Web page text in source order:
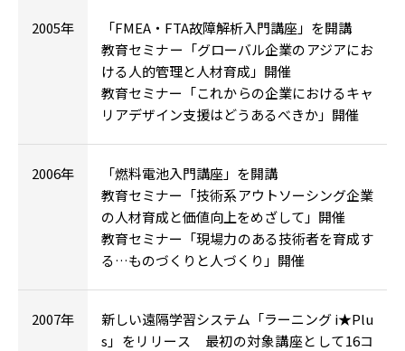
2005年
「FMEA・FTA故障解析入門講座」を開講
教育セミナー「グローバル企業のアジアにお
ける人的管理と人材育成」開催
教育セミナー「これからの企業におけるキャ
リアデザイン支援はどうあるべきか」開催
2006年
「燃料電池入門講座」を開講
教育セミナー「技術系アウトソーシング企業
の人材育成と価値向上をめざして」開催
教育セミナー「現場力のある技術者を育成す
る…ものづくりと人づくり」開催
2007年
新しい遠隔学習システム「ラーニング i★Plu
s」をリリース 最初の対象講座として16コ